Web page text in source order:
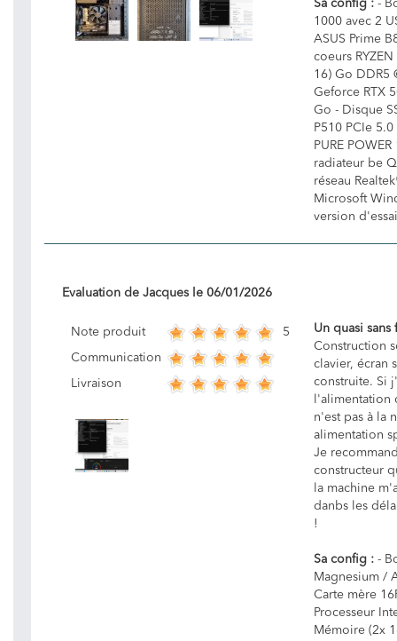
Sa config : -
1000 avec 2
ASUS Prime
coeurs
16) Go DDR5
Geforce RTX
Go - Disque
P510 PCIe
PURE
radiateur be
réseau
Microsoft
version
Evaluation de Jacques le 06/01/2026
Note produit 5
Communication
Livraison
Un quasi sans
Construction
clavier, écran
construite. Si
l'alimentation
n'est pas à la
alimentation
Je
constructeur
la machine
danbs les
!
Sa config : -
Magnesium /
Carte mère
Processeur
Mémoire (2x